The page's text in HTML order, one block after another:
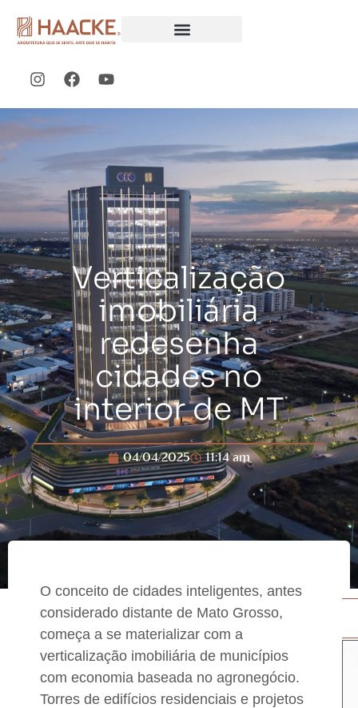
Verticalização
imobiliária
redesenha
cidades no
interior de MT
04/04/2025 11:14 am
O conceito de cidades inteligentes, antes
considerado distante de Mato Grosso,
começa a se materializar com a
verticalização imobiliária de municípios
com economia baseada no agronegócio.
Torres de edifícios residenciais e projetos